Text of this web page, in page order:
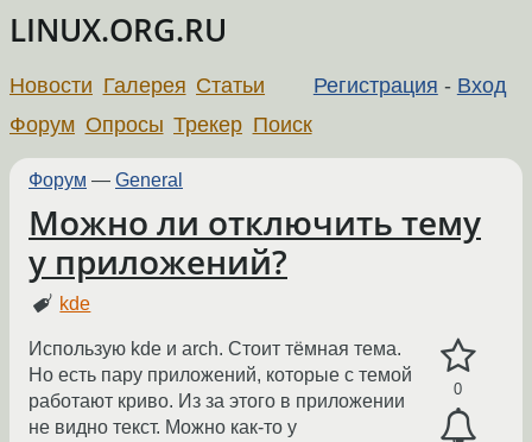
LINUX.ORG.RU
Регистрация - Вход
Новости Галерея Статьи
Форум Опросы Трекер Поиск
Форум — General
Можно ли отключить тему
у приложений?
kde
0
Использую kde и arch. Стоит тёмная тема.
Но есть пару приложений, которые с темой
работают криво. Из за этого в приложении
не видно текст. Можно как-то у